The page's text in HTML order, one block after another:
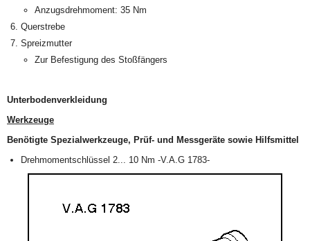
Anzugsdrehmoment: 35 Nm
Querstrebe
Spreizmutter
Zur Befestigung des Stoßfängers
Unterbodenverkleidung
Werkzeuge
Benötigte Spezialwerkzeuge, Prüf- und Messgeräte sowie Hilfsmittel
Drehmomentschlüssel 2... 10 Nm -V.A.G 1783-